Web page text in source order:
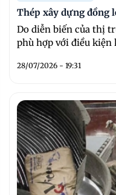
Thép xây dựng đồng
Do diễn biến của thị
phù hợp với điều kiện
28/07/2026 - 19:31